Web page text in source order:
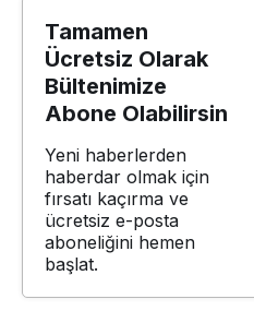
Tamamen
Ücretsiz Olarak
Bültenimize
Abone Olabilirsin
Yeni haberlerden
haberdar olmak için
fırsatı kaçırma ve
ücretsiz e-posta
aboneliğini hemen
başlat.